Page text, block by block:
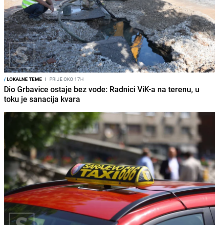
/LOKALNE TEME I PRIJE OKO 17H
Dio Grbavice ostaje bez vode: Radnici ViK-a na terenu, u
toku je sanacija kvara